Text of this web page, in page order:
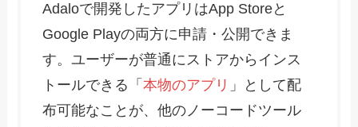
Adaloで開発したアプリはApp Storeと
Google Playの両方に申請・公開できま
す。ユーザーが普通にストアからインス
トールできる「本物のアプリ 」として配
布可能なことが、他のノーコードツール